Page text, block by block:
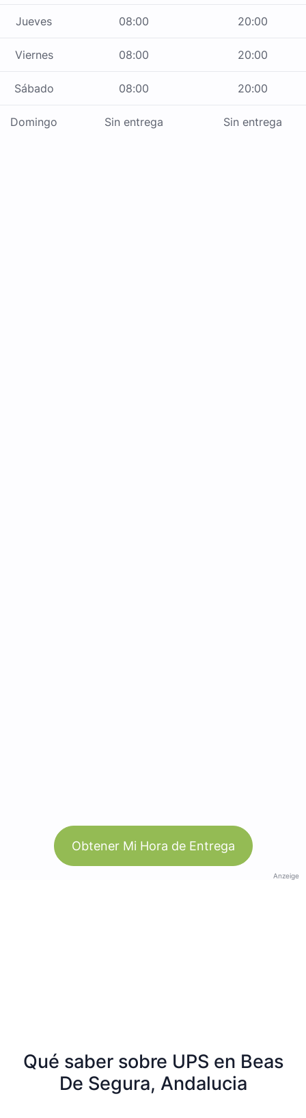
Jueves 08:00 20:00
Viernes 08:00 20:00
Sábado 08:00 20:00
Domingo Sin entrega Sin entrega
Obtener Mi Hora de Entrega
Anzeige
Qué saber sobre UPS en Beas
De Segura, Andalucia